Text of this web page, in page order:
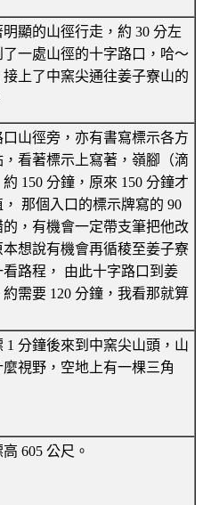
顯的山徑行走，約 30 分左
了一處山徑的十字路口，哈～
上了中窯尖通往姜子寮山的
口山徑旁，亦有書寫標示各方
，看著標示上寫著，嶺腳（滴
150 分鐘，原來 150 分鐘才
， 那個入口的標示牌寫的 90
的，有機會一定帶支筆把他改
本想說有機會再循稜至姜子寮
看路程， 由此十字路口到姜
需要 120 分鐘，我看那就算
1 分鐘後來到中窯尖山頭，山
麼視野，空地上有一棵三角
605 公尺。